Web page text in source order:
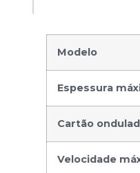
Modelo
Espessura
Cartão
Velocidade